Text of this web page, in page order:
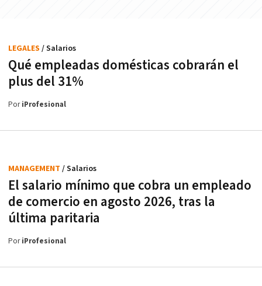
Qué empleadas domésticas cobrarán el
plus del 31%
LEGALES / Salarios
PoriProfesional
El salario mínimo que cobra un empleado
de comercio en agosto 2026, tras la
última paritaria
MANAGEMENT / Salarios
PoriProfesional